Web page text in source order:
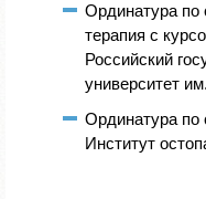
Ординатура по
терапия с
Российский
университет
Ординатура по
Институт